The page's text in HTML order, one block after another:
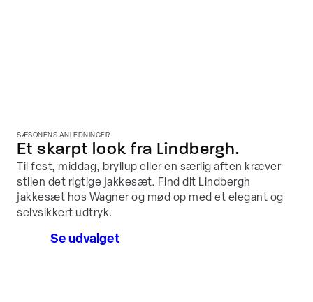
SÆSONENS ANLEDNINGER
Et skarpt look fra Lindbergh.
Til fest, middag, bryllup eller en særlig aften kræver
stilen det rigtige jakkesæt. Find dit Lindbergh
jakkesæt hos Wagner og mød op med et elegant og
selvsikkert udtryk.
Se udvalget